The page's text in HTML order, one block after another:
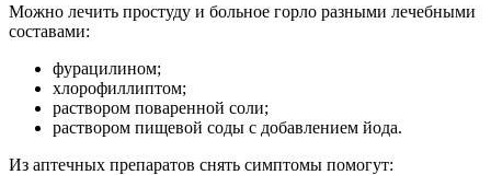
Можно лечить простуду и больное горло разными лечебными
составами:
фурацилином;
хлорофиллиптом;
раствором поваренной соли;
раствором пищевой соды с добавлением йода.
Из аптечных препаратов снять симптомы помогут: